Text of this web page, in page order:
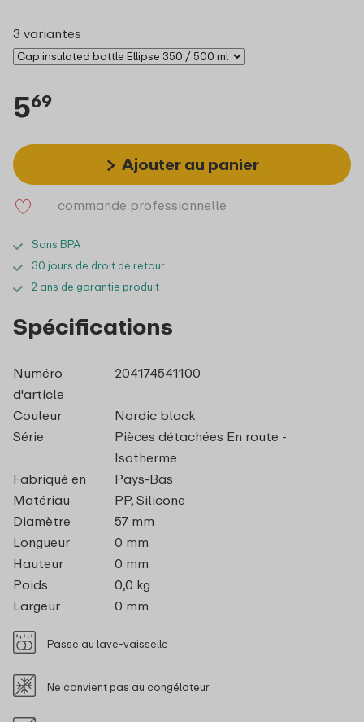
3 variantes
569
Ajouter au panier
commande professionnelle
Sans BPA
30 jours de droit de retour
2 ans de garantie produit
Spécifications
Numéro
d'article
204174541100
Couleur
Nordic black
Série
Pièces détachées En route -
Isotherme
Fabriqué en
Pays-Bas
Matériau
PP, Silicone
Diamètre
57 mm
Longueur
0 mm
Hauteur
0 mm
Poids
0,0 kg
Largeur
0 mm
Passe au lave-vaisselle
Ne convient pas au congélateur